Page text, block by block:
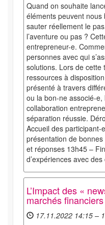
Quand on souhaite
éléments peuvent
sauter réellement le
l’aventure ou pas ?
entrepreneur-e.
personnes avec qui
solutions. Lors de
ressources à
présenté à travers
ou la bon-ne associé-e,
collaboration
séparation réussie.
Accueil des participant-
présentation de
et réponses 13h45 –
d’expériences avec
L’Impact des «
marchés financiers
17.11.2022 14:15 –